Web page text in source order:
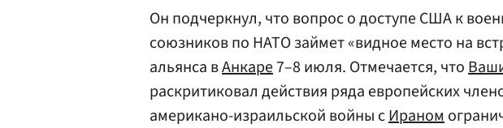
Он подчеркнул, что вопрос о доступе США к
союзников по НАТО займет «видное место на
альянса вАнкаре7–8 июля. Отмечается, что
раскритиковал действия ряда европейских
американо-израильской войны сИраном